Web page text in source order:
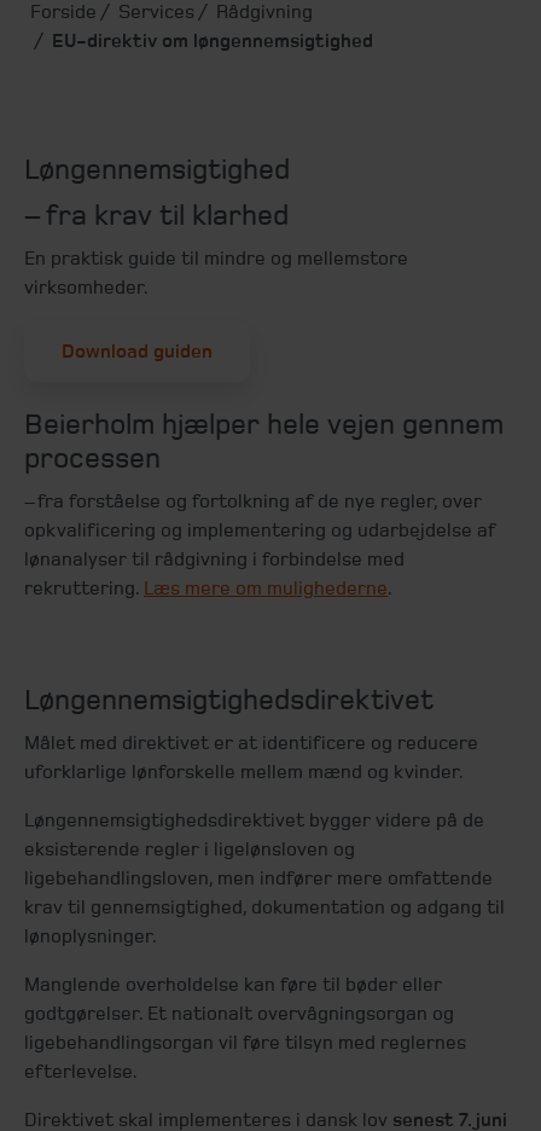
Forside
Services
Rådgivning
EU-direktiv om løngennemsigtighed
Løngennemsigtighed
– fra krav til klarhed
En praktisk guide til mindre og mellemstore
virksomheder.
Download guiden
Beierholm hjælper hele vejen gennem
processen
– fra forståelse og fortolkning af de nye regler, over
opkvalificering og implementering og udarbejdelse af
lønanalyser til rådgivning i forbindelse med
rekruttering. Læs mere om mulighederne.
Løngennemsigtighedsdirektivet
Målet med direktivet er at identificere og reducere
uforklarlige lønforskelle mellem mænd og kvinder.
Løngennemsigtighedsdirektivet bygger videre på de
eksisterende regler i ligelønsloven og
ligebehandlingsloven, men indfører mere omfattende
krav til gennemsigtighed, dokumentation og adgang til
lønoplysninger.
Manglende overholdelse kan føre til bøder eller
godtgørelser. Et nationalt overvågningsorgan og
ligebehandlingsorgan vil føre tilsyn med reglernes
efterlevelse.
Direktivet skal implementeres i dansk lov senest 7. juni